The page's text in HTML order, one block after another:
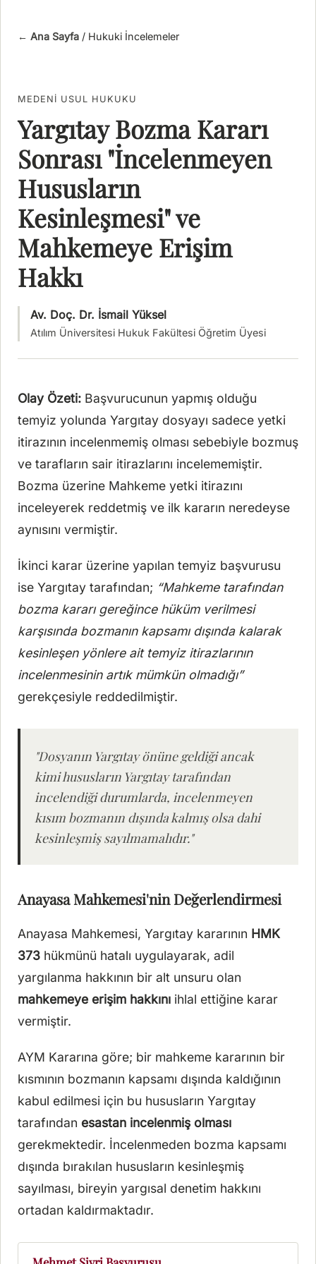
← Ana Sayfa / Hukuki İncelemeler
MEDENI USUL HUKUKU
Yargıtay Bozma Kararı
Sonrası "İncelenmeyen
Hususların
Kesinleşmesi" ve
Mahkemeye Erişim
Hakkı
Av. Doç. Dr. İsmail Yüksel
Atılım Üniversitesi Hukuk Fakültesi Öğretim Üyesi
Olay Özeti: Başvurucunun yapmış olduğu
temyiz yolunda Yargıtay dosyayı sadece yetki
itirazının incelenmemiş olması sebebiyle bozmuş
ve tarafların sair itirazlarını incelememiştir.
Bozma üzerine Mahkeme yetki itirazını
inceleyerek reddetmiş ve ilk kararın neredeyse
aynısını vermiştir.
İkinci karar üzerine yapılan temyiz başvurusu
ise Yargıtay tarafından; “Mahkeme tarafından
bozma kararı gereğince hüküm verilmesi
karşısında bozmanın kapsamı dışında kalarak
kesinleşen yönlere ait temyiz itirazlarının
incelenmesinin artık mümkün olmadığı”
gerekçesiyle reddedilmiştir.
"Dosyanın Yargıtay önüne geldiği ancak
kimi hususların Yargıtay tarafından
incelendiği durumlarda, incelenmeyen
kısım bozmanın dışında kalmış olsa dahi
kesinleşmiş sayılmamalıdır."
Anayasa Mahkemesi'nin Değerlendirmesi
Anayasa Mahkemesi, Yargıtay kararının HMK
373 hükmünü hatalı uygulayarak, adil
yargılanma hakkının bir alt unsuru olan
mahkemeye erişim hakkını ihlal ettiğine karar
vermiştir.
AYM Kararına göre; bir mahkeme kararının bir
kısmının bozmanın kapsamı dışında kaldığının
kabul edilmesi için bu hususların Yargıtay
tarafından esastan incelenmiş olması
gerekmektedir. İncelenmeden bozma kapsamı
dışında bırakılan hususların kesinleşmiş
sayılması, bireyin yargısal denetim hakkını
ortadan kaldırmaktadır.